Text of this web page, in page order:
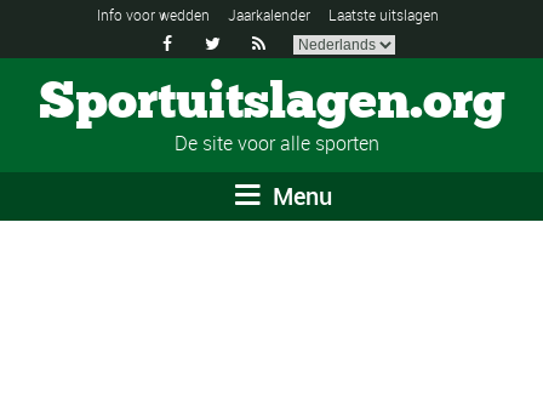
Info voor wedden Jaarkalender Laatste uitslagen
  
Sportuitslagen.org
De site voor alle sporten
Menu